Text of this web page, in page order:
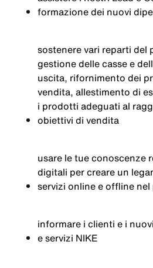
formazione dei nuovi
sostenere vari reparti del
gestione delle casse e
uscita, rifornimento dei
vendita, allestimento di
i prodotti adeguati al
obiettivi di vendita
usare le tue conoscenze
digitali per creare un
servizi online e offline
informare i clienti e i
e servizi NIKE